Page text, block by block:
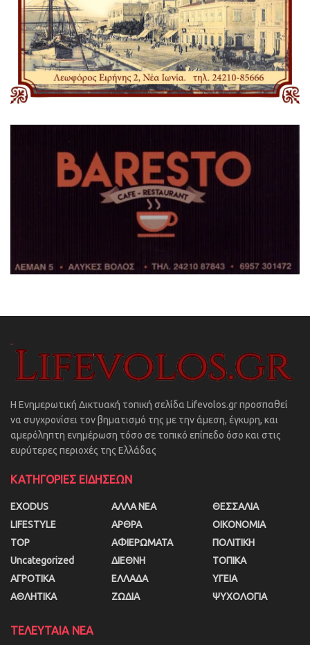
Η Ενημερωτική Δικτυακή τοπική σελίδα Lifevolos.gr προσπαθεί
να συγχρονίσει τον βηματισμό της με την άμεση, έγκυρη, και
αμερόληπτη ενημέρωση τόσο σε τοπικό επίπεδο όσο και στις
ευρύτερες περιοχές της Ελλάδας
ΚΑΤΗΓΟΡΙΕΣ ΕΙΔΗΣΕΩΝ
EXODUS
LIFESTYLE
TOP
Uncategorized
ΑΓΡΟΤΙΚΑ
ΑΘΛΗΤΙΚΑ
ΑΛΛΑ ΝΕΑ
ΑΡΘΡΑ
ΑΦΙΕΡΩΜΑΤΑ
ΔΙΕΘΝΗ
ΕΛΛΑΔΑ
ΖΩΔΙΑ
ΘΕΣΣΑΛΙΑ
ΟΙΚΟΝΟΜΙΑ
ΠΟΛΙΤΙΚΗ
ΤΟΠΙΚΑ
ΥΓΕΙΑ
ΨΥΧΟΛΟΓΙΑ
ΤΕΛΕΥΤΑΙΑ ΝΕΑ